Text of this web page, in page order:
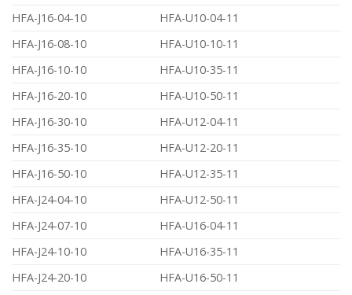
HFA-J16-04-10
HFA-U10-04-11
HFA-J16-08-10
HFA-U10-10-11
HFA-J16-10-10
HFA-U10-35-11
HFA-J16-20-10
HFA-U10-50-11
HFA-J16-30-10
HFA-U12-04-11
HFA-J16-35-10
HFA-U12-20-11
HFA-J16-50-10
HFA-U12-35-11
HFA-J24-04-10
HFA-U12-50-11
HFA-J24-07-10
HFA-U16-04-11
HFA-J24-10-10
HFA-U16-35-11
HFA-J24-20-10
HFA-U16-50-11